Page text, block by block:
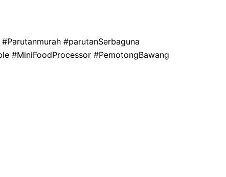
#parutanSerbaguna
#MiniFoodProcessor #PemotongBawang